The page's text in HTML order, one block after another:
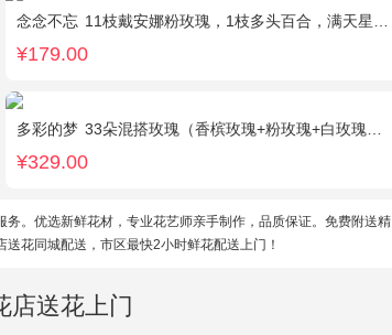
念念不忘 11枝戴安娜粉玫瑰，1枝多头百合，满天星、栀子叶
¥179.00
多彩的梦 33朵混搭玫瑰（香槟玫瑰+粉玫瑰+白玫瑰），配花、绿叶搭配
¥329.00
。优选新鲜花材，专业花艺师亲手制作，品质保证。免费附送精
花同城配送，市区最快2小时鲜花配送上门！
店送花上门